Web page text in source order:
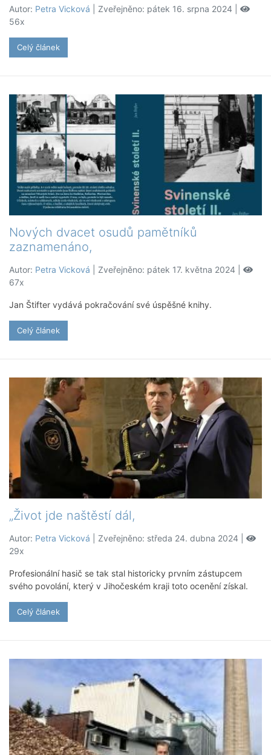
Autor: Petra Vicková | Zveřejněno: pátek 16. srpna 2024 |
56x
Celý článek
Nových dvacet osudů pamětníků
zaznamenáno,
Autor: Petra Vicková | Zveřejněno: pátek 17. května 2024 |
67x
Jan Štifter vydává pokračování své úspěšné knihy.
Celý článek
„Život jde naštěstí dál,
Autor: Petra Vicková | Zveřejněno: středa 24. dubna 2024 |
29x
Profesionální hasič se tak stal historicky prvním zástupcem
svého povolání, který v Jihočeském kraji toto ocenění získal.
Celý článek